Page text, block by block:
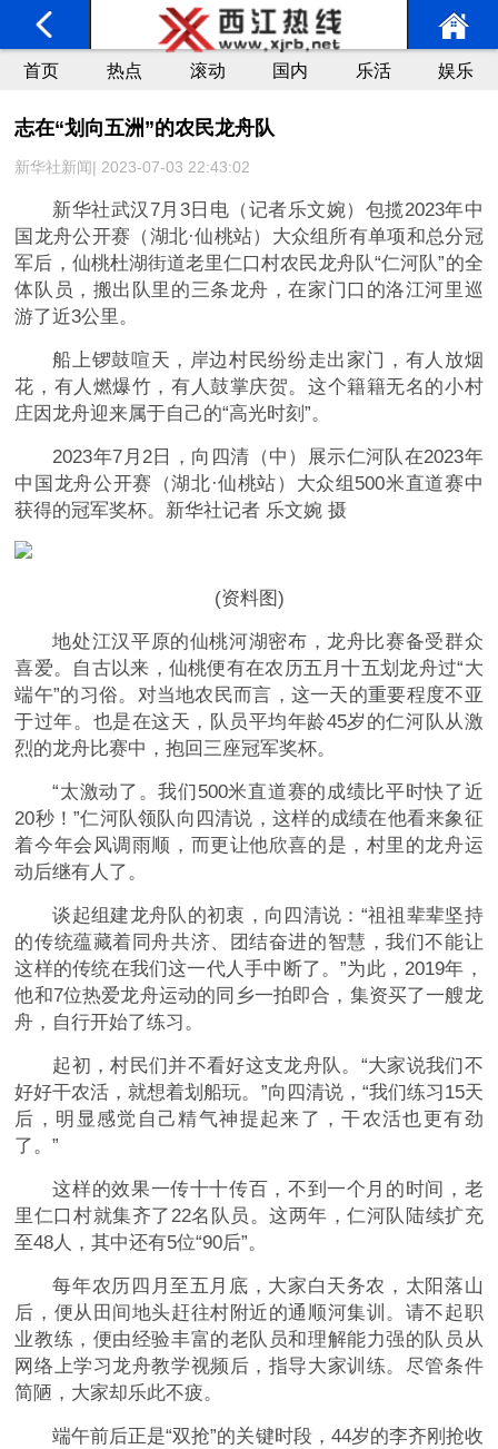
首页 热点 滚动 国内 乐活 娱乐
志在“划向五洲”的农民龙舟队
新华社新闻| 2023-07-03 22:43:02
新华社武汉7月3日电（记者乐文婉）包揽2023年中
国龙舟公开赛（湖北·仙桃站）大众组所有单项和总分冠
军后，仙桃杜湖街道老里仁口村农民龙舟队“仁河队”的全
体队员，搬出队里的三条龙舟，在家门口的洛江河里巡
游了近3公里。
船上锣鼓喧天，岸边村民纷纷走出家门，有人放烟
花，有人燃爆竹，有人鼓掌庆贺。这个籍籍无名的小村
庄因龙舟迎来属于自己的“高光时刻”。
2023年7月2日，向四清（中）展示仁河队在2023年
中国龙舟公开赛（湖北·仙桃站）大众组500米直道赛中
获得的冠军奖杯。新华社记者 乐文婉 摄
(资料图)
地处江汉平原的仙桃河湖密布，龙舟比赛备受群众
喜爱。自古以来，仙桃便有在农历五月十五划龙舟过“大
端午”的习俗。对当地农民而言，这一天的重要程度不亚
于过年。也是在这天，队员平均年龄45岁的仁河队从激
烈的龙舟比赛中，抱回三座冠军奖杯。
“太激动了。我们500米直道赛的成绩比平时快了近
20秒！”仁河队领队向四清说，这样的成绩在他看来象征
着今年会风调雨顺，而更让他欣喜的是，村里的龙舟运
动后继有人了。
谈起组建龙舟队的初衷，向四清说：“祖祖辈辈坚持
的传统蕴藏着同舟共济、团结奋进的智慧，我们不能让
这样的传统在我们这一代人手中断了。”为此，2019年，
他和7位热爱龙舟运动的同乡一拍即合，集资买了一艘龙
舟，自行开始了练习。
起初，村民们并不看好这支龙舟队。“大家说我们不
好好干农活，就想着划船玩。”向四清说，“我们练习15天
后，明显感觉自己精气神提起来了，干农活也更有劲
了。”
这样的效果一传十十传百，不到一个月的时间，老
里仁口村就集齐了22名队员。这两年，仁河队陆续扩充
至48人，其中还有5位“90后”。
每年农历四月至五月底，大家白天务农，太阳落山
后，便从田间地头赶往村附近的通顺河集训。请不起职
业教练，便由经验丰富的老队员和理解能力强的队员从
网络上学习龙舟教学视频后，指导大家训练。尽管条件
简陋，大家却乐此不疲。
端午前后正是“双抢”的关键时段，44岁的李齐刚抢收